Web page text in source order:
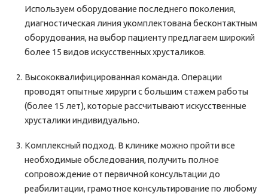
Используем оборудование последнего поколения,
диагностическая линия укомплектована бесконтактным
оборудования, на выбор пациенту предлагаем широкий
более 15 видов искусственных хрусталиков.
Высококвалифицированная команда. Операции
проводят опытные хирурги с большим стажем работы
(более 15 лет), которые рассчитывают искусственные
хрусталики индивидуально.
Комплексный подход. В клинике можно пройти все
необходимые обследования, получить полное
сопровождение от первичной консультации до
реабилитации, грамотное консультирование по любому